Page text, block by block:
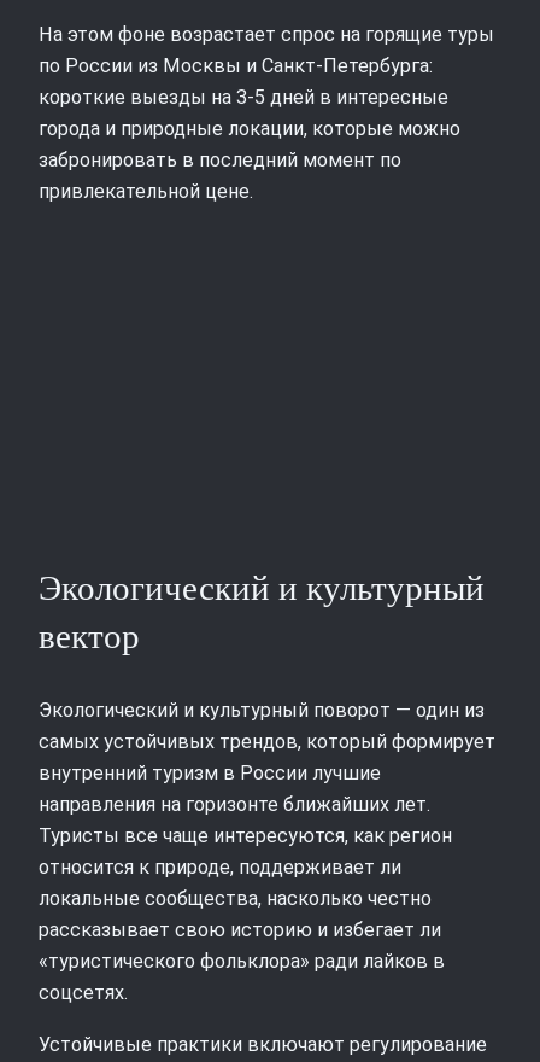
На этом фоне возрастает спрос на горящие туры
по России из Москвы и Санкт‑Петербурга:
короткие выезды на 3-5 дней в интересные
города и природные локации, которые можно
забронировать в последний момент по
привлекательной цене.
Экологический и культурный
вектор
Экологический и культурный поворот — один из
самых устойчивых трендов, который формирует
внутренний туризм в России лучшие
направления на горизонте ближайших лет.
Туристы все чаще интересуются, как регион
относится к природе, поддерживает ли
локальные сообщества, насколько честно
рассказывает свою историю и избегает ли
«туристического фольклора» ради лайков в
соцсетях.
Устойчивые практики включают регулирование